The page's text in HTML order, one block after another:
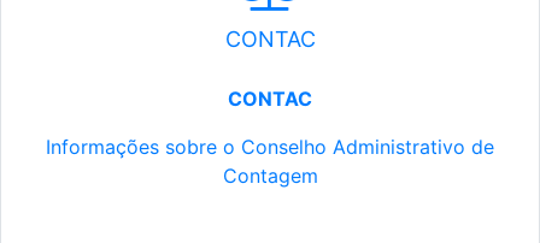
CONTAC
CONTAC
Informações sobre o Conselho Administrativo de
Contagem